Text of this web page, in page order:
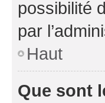
possibilité
par
Haut
Que sont